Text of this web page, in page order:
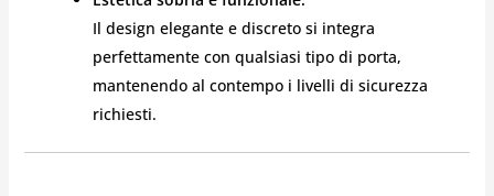
Il design elegante e discreto si integra
perfettamente con qualsiasi tipo di porta,
mantenendo al contempo i livelli di sicurezza
richiesti.